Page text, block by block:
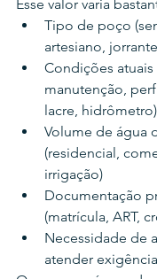
Esse valor varia
Tipo de poço
artesiano,
Condições
manutenção,
lacre, hidrômetro)
Volume de água
(residencial,
irrigação)
Documentação
(matrícula, ART,
Necessidade de
atender